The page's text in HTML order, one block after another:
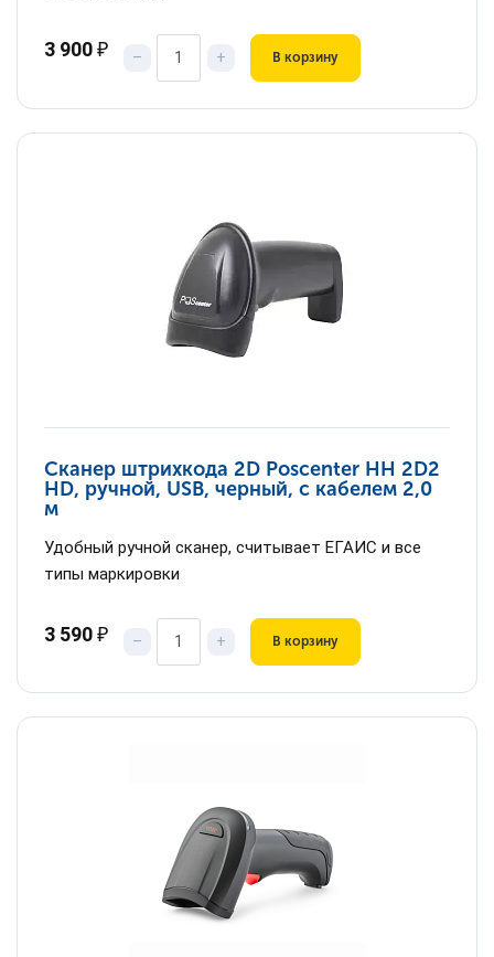
3 900₽ – + В корзину
Сканер штрихкода 2D Poscenter HH 2D2
HD, ручной, USB, черный, с кабелем 2,0
м
Удобный ручной сканер, считывает ЕГАИС и все
типы маркировки
3 590₽ – + В корзину